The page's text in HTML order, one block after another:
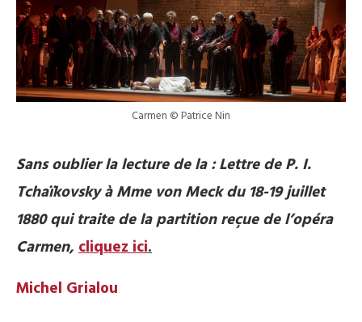
Carmen © Patrice Nin
Sans oublier la lecture de la: Lettre de P. I.
Tchaïkovsky à Mme von Meck du 18-19 juillet
1880 qui traite de la partition reçue de l’opéra
Carmen,cliquez ici.
Michel Grialou